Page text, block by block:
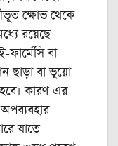
ক্ষোভ থেকে
রয়েছে
বা
ছাড়া বা ভুয়ো
কারণ এর
যাতে